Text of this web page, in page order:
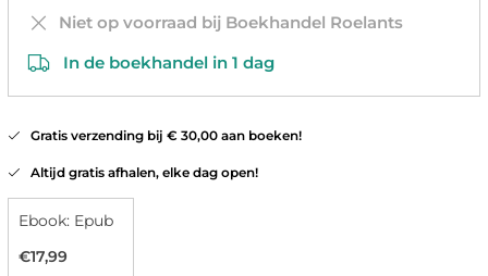
Niet op voorraad bij Boekhandel Roelants
In de boekhandel in 1 dag
Gratis verzending bij € 30,00 aan boeken!
Altijd gratis afhalen, elke dag open!
Ebook: Epub
€17,99